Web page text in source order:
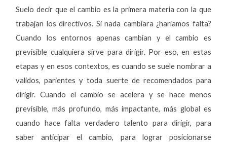
Suelo decir que el cambio es la primera materia con la que
trabajan los directivos. Si nada cambiara ¿haríamos falta?
Cuando los entornos apenas cambian y el cambio es
previsible cualquiera sirve para dirigir. Por eso, en estas
etapas y en esos contextos, es cuando se suele nombrar a
validos, parientes y toda suerte de recomendados para
dirigir. Cuando el cambio se acelera y se hace menos
previsible, más profundo, más impactante, más global es
cuando hace falta verdadero talento para dirigir, para
saber anticipar el cambio, para lograr posicionarse